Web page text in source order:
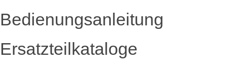
Bedienungsanleitung
Ersatzteilkataloge